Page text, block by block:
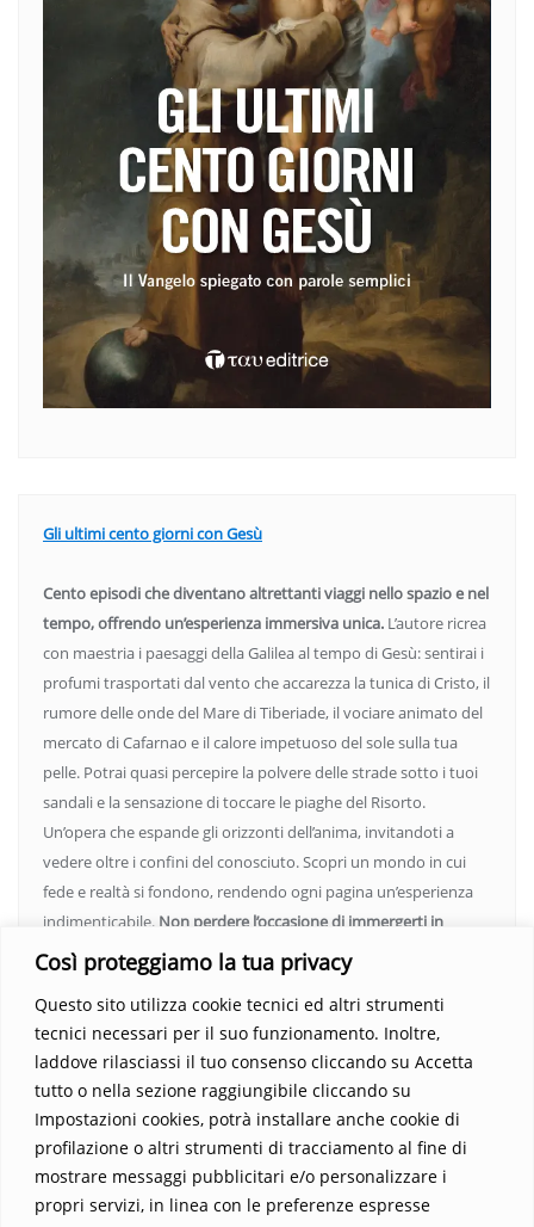
Così proteggiamo la tua privacy
Questo sito utilizza cookie tecnici ed altri strumenti
tecnici necessari per il suo funzionamento. Inoltre,
laddove rilasciassi il tuo consenso cliccando su Accetta
tutto o nella sezione raggiungibile cliccando su
Impostazioni cookies, potrà installare anche cookie di
profilazione o altri strumenti di tracciamento al fine di
mostrare messaggi pubblicitari e/o personalizzare i
propri servizi, in linea con le preferenze espresse
Gli ultimi cento giorni con Gesù
Cento episodi che diventano altrettanti viaggi nello spazio e nel
tempo, offrendo un’esperienza immersiva unica. L’autore ricrea
con maestria i paesaggi della Galilea al tempo di Gesù: sentirai i
profumi trasportati dal vento che accarezza la tunica di Cristo, il
rumore delle onde del Mare di Tiberiade, il vociare animato del
mercato di Cafarnao e il calore impetuoso del sole sulla tua
pelle. Potrai quasi percepire la polvere delle strade sotto i tuoi
sandali e la sensazione di toccare le piaghe del Risorto.
Un’opera che espande gli orizzonti dell’anima, invitandoti a
vedere oltre i confini del conosciuto. Scopri un mondo in cui
fede e realtà si fondono, rendendo ogni pagina un’esperienza
indimenticabile. Non perdere l’occasione di immergerti in
questo viaggio straordinario. Acquista il libro e lascia che la
Parola trasformi la tua vita
Home Contatti